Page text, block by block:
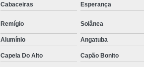
Cabaceiras Esperança
Remígio Solânea
Alumínio Angatuba
Capela Do Alto Capão Bonito